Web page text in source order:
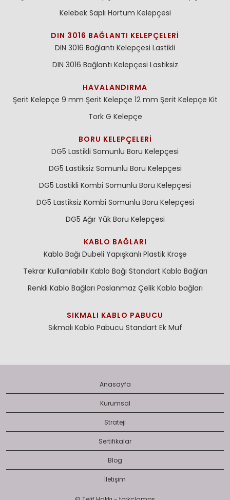
Kelebek Saplı Hortum Kelepçesi
DIN 3016 BAĞLANTI KELEPÇELERI
DIN 3016 Bağlantı Kelepçesi Lastikli
DIN 3016 Bağlantı Kelepçesi Lastiksiz
HAVALANDIRMA
Şerit Kelepçe 9 mm Şerit Kelepçe 12 mm Şerit Kelepçe Kit
Tork G Kelepçe
BORU KELEPÇELERI
DG5 Lastikli Somunlu Boru Kelepçesi
DG5 Lastiksiz Somunlu Boru Kelepçesi
DG5 Lastikli Kombi Somunlu Boru Kelepçesi
DG5 Lastiksiz Kombi Somunlu Boru Kelepçesi
DG5 Ağır Yük Boru Kelepçesi
KABLO BAĞLARI
Kablo Bağı Dubeli Yapışkanlı Plastik Kroşe
Tekrar Kullanılabilir Kablo Bağı Standart Kablo Bağları
Renkli Kablo Bağları Paslanmaz Çelik Kablo bağları
SIKMALI KABLO PABUCU
Sıkmalı Kablo Pabucu Standart Ek Muf
Anasayfa
Kurumsal
Strateji
Sertifikalar
Blog
İletişim